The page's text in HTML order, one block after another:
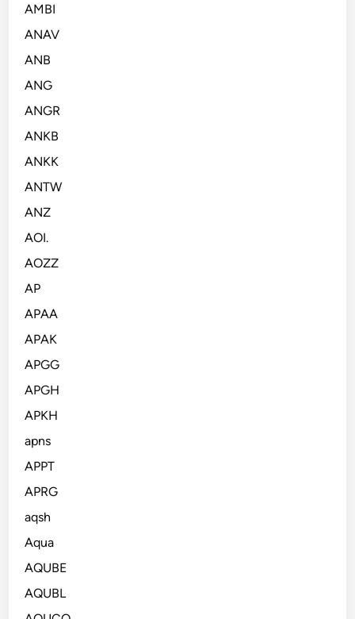
AMBI
ANAV
ANB
ANG
ANGR
ANKB
ANKK
ANTW
ANZ
AOI.
AOZZ
AP
APAA
APAK
APGG
APGH
APKH
apns
APPT
APRG
aqsh
Aqua
AQUBE
AQUBL